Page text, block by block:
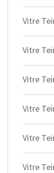
Vitre
Vitre
Vitre
Vitre
Vitre
Vitre